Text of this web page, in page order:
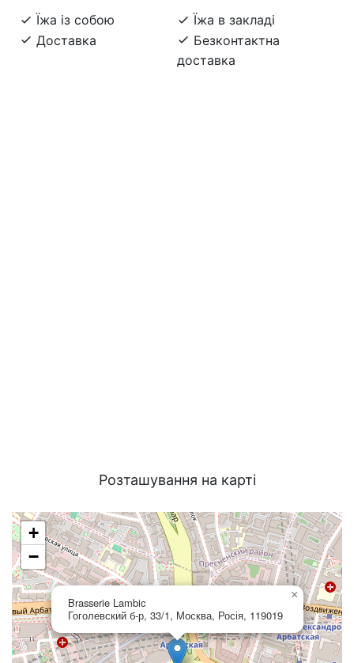
Їжа із собою
Їжа в закладі
Доставка
Безконтактна
доставка
Розташування на карті
Brasserie Lambic
Гоголевский б-р, 33/1, Москва, Росія, 119019
×
+
−